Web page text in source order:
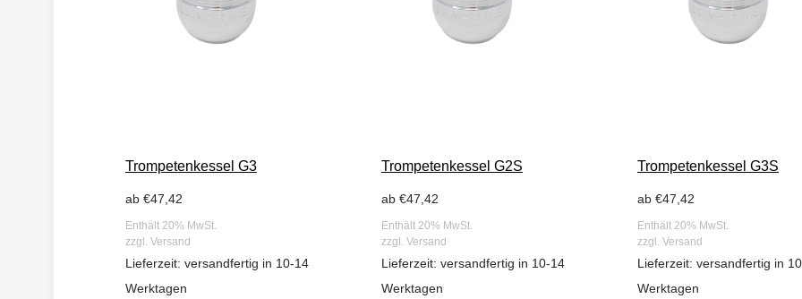
Trompetenkessel G3
ab €47,42
Enthält 20% MwSt.
zzgl. Versand
Lieferzeit: versandfertig in 10-14
Werktagen
Trompetenkessel G2S
ab €47,42
Enthält 20% MwSt.
zzgl. Versand
Lieferzeit: versandfertig in 10-14
Werktagen
Trompetenkessel G3S
ab €47,42
Enthält 20% MwSt.
zzgl. Versand
Lieferzeit: versandfertig in
Werktagen